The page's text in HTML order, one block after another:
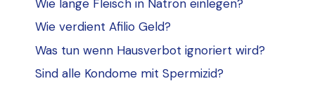
Wie lange Fleisch in Natron einlegen?
Wie verdient Afilio Geld?
Was tun wenn Hausverbot ignoriert wird?
Sind alle Kondome mit Spermizid?